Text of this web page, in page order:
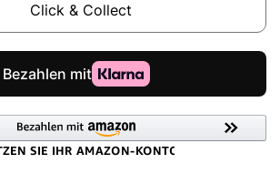
Click & Collect